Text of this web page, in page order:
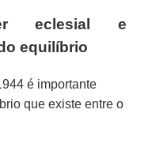
eclesial e
equilíbrio
é importante
que existe entre o